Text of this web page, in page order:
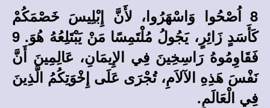
8 اُصْحُوا وَاسْهَرُوا، لأَنَّ إِبْلِيسَ خَصْمَكُمْ
كَأَسَدٍ زَائِرٍ، يَجُولُ مُلْتَمِسًا مَنْ يَبْتَلِعُهُ هُوَ. 9
فَقَاوِمُوهُ رَاسِخِينَ فِي الإِيمَانِ، عَالِمِينَ أَنَّ
نَفْسَ هَذِهِ الآلاَمِ، تُجْرَى عَلَى إِخْوَتِكُمُ الَّذِينَ
فِي الْعَالَمِ.